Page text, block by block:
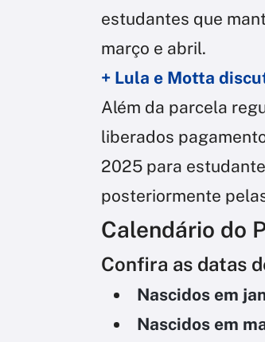
estudantes que
março e abril.
+ Lula e Motta
Além da parcela
liberados
2025 para
posteriormente
Calendário do
Confira as datas
Nascidos em
Nascidos em